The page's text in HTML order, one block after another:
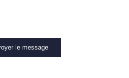
le message